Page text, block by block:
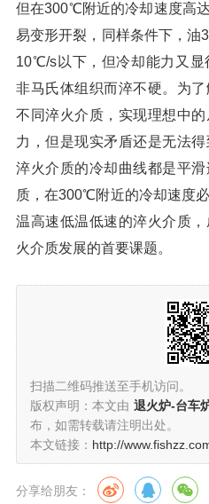
但在300℃附近的冷却速度高
易变形开裂，同样条件下，油
10℃/s以下，但冷却能力又显
非马氏体组织而淬不硬。为
不同淬火介质，实现理想中
力，但是现实矛盾还是无法
淬火介质的冷却曲线都是平
质，在300℃附近的冷却速度
温高速低温低速的淬火介质
火介质发展的首要课题。
扫描二维码推送至手机访问。
版权声明：本文由 退火炉-台车
布，如需转载请注明出处。
本文链接： http://
分享给朋友：